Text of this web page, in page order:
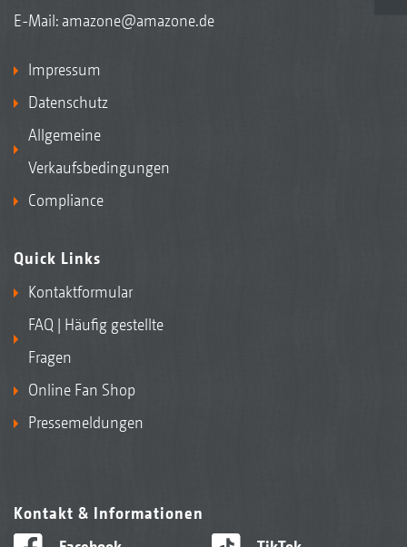
E-Mail: amazone@amazone.de
Impressum
Datenschutz
Allgemeine
Verkaufsbedingungen
Compliance
Quick Links
Kontaktformular
FAQ | Häufig gestellte
Fragen
Online Fan Shop
Pressemeldungen
Kontakt & Informationen